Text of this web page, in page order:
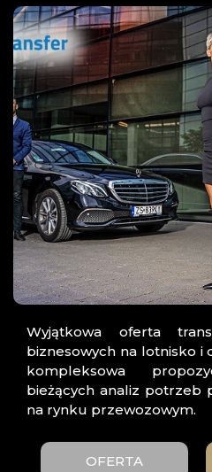
Wyjątkowa oferta
biznesowych na lotnisko i
kompleksowa
bieżących analiz potrzeb
na rynku przewozowym.
OFERTA